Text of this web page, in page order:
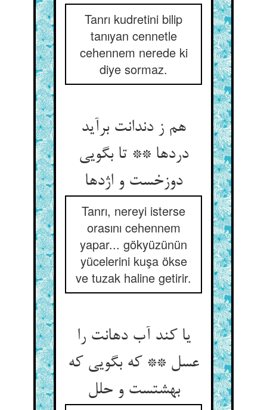
Tanrı kudretini bilip
tanıyan cennetle
cehennem nerede ki
diye sormaz.
هم ز دندانت برآید
دردها ** تا بگویی
دوزخست و اژدها
Tanrı, nereyi isterse
orasını cehennem
yapar... gökyüzünün
yücelerini kuşa ökse
ve tuzak haline getirir.
یا کند آب دهانت را
عسل ** که بگویی که
بهشتست و حلل